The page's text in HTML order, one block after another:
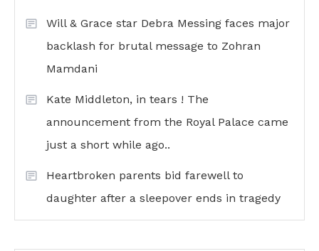
Will & Grace star Debra Messing faces major
backlash for brutal message to Zohran
Mamdani
Kate Middleton, in tears ! The
announcement from the Royal Palace came
just a short while ago..
Heartbroken parents bid farewell to
daughter after a sleepover ends in tragedy